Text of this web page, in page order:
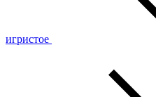
игристое